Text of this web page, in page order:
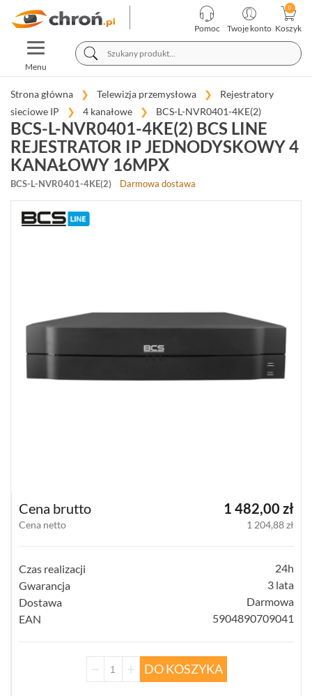
Pomoc Twoje konto Koszyk
TOGGLE
NAVIGATION
Menu
KATEGORIE
PRODUCENCI
TELEWIZJA
PRZEMYSŁOWA
KAMERY
MEGAPIKSELOWE
IP
(966)
REJESTRATORY
SIECIOWE
IP
4
(77)
KANAŁOWE
128
POWYŻEJ
128
KANAŁÓW
Strona główna Telewizja przemysłowa
Rejestratory
sieciowe IP
4 kanałowe BCS-L-NVR0401-4KE(2)
BCS-L-NVR0401-4KE(2) BCS LINE
REJESTRATOR IP JEDNODYSKOWY 4
KANAŁOWY 16MPX
BCS-L-NVR0401-4KE(2) Darmowa dostawa
Cena brutto 1 482,00 zł
Cena netto 1 204,88 zł
Czas realizacji
24h
Gwarancja
3 lata
Dostawa
Darmowa
EAN
5904890709041
DO KOSZYKA